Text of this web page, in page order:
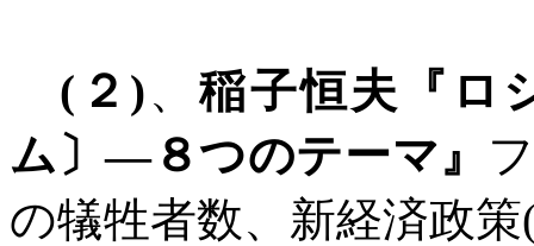
( ２ )、稲子恒夫『ロ
ム〕―８つのテーマ』
の犠牲者数、新経済政策